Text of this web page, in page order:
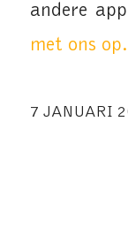
andere
met ons op.
7 JANUARI